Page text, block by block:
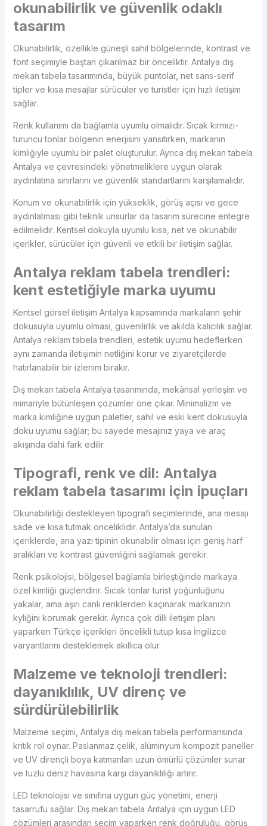
okunabilirlik ve güvenlik odaklı
tasarım
Okunabilirlik, özellikle güneşli sahil bölgelerinde, kontrast ve
font seçimiyle baştan çıkarılmaz bir önceliktir. Antalya dış
mekan tabela tasarımında, büyük puntolar, net sans-serif
tipler ve kısa mesajlar sürücüler ve turistler için hızlı iletişim
sağlar.
Renk kullanımı da bağlamla uyumlu olmalıdır. Sıcak kırmızı-
turuncu tonlar bölgenin enerjisini yansıtırken, markanın
kimliğiyle uyumlu bir palet oluşturulur. Ayrıca dış mekan tabela
Antalya ve çevresindeki yönetmeliklere uygun olarak
aydınlatma sınırlarını ve güvenlik standartlarını karşılamalıdır.
Konum ve okunabilirlik için yükseklik, görüş açısı ve gece
aydınlatması gibi teknik unsurlar da tasarım sürecine entegre
edilmelidir. Kentsel dokuyla uyumlu kısa, net ve okunabilir
içerikler, sürücüler için güvenli ve etkili bir iletişim sağlar.
Antalya reklam tabela trendleri:
kent estetiğiyle marka uyumu
Kentsel görsel iletişim Antalya kapsamında markaların şehir
dokusuyla uyumlu olması, güvenilirlik ve akılda kalıcılık sağlar.
Antalya reklam tabela trendleri, estetik uyumu hedeflerken
aynı zamanda iletişimin netliğini korur ve ziyaretçilerde
hatırlanabilir bir izlenim bırakır.
Dış mekan tabela Antalya tasarımında, mekânsal yerleşim ve
mimariyle bütünleşen çözümler öne çıkar. Minimalizm ve
marka kimliğine uygun paletler, sahil ve eski kent dokusuyla
doku uyumu sağlar; bu sayede mesajınız yaya ve araç
akışında dahi fark edilir.
Tipografi, renk ve dil: Antalya
reklam tabela tasarımı için ipuçları
Okunabilirliği destekleyen tipografi seçimlerinde, ana mesajı
sade ve kısa tutmak önceliklidir. Antalya’da sunulan
içeriklerde, ana yazı tipinin okunabilir olması için geniş harf
aralıkları ve kontrast güvenliğini sağlamak gerekir.
Renk psikolojisi, bölgesel bağlamla birleştiğinde markaya
özel kimliği güçlendirir. Sıcak tonlar turist yoğunluğunu
yakalar, ama aşırı canlı renklerden kaçınarak markanızın
kyliğini korumak gerekir. Ayrıca çok dilli iletişim planı
yaparken Türkçe içerikleri öncelikli tutup kısa İngilizce
varyantlarını desteklemek akıllıca olur.
Malzeme ve teknoloji trendleri:
dayanıklılık, UV direnç ve
sürdürülebilirlik
Malzeme seçimi, Antalya dış mekan tabela performansında
kritik rol oynar. Paslanmaz çelik, alüminyum kompozit paneller
ve UV dirençli boya katmanları uzun ömürlü çözümler sunar
ve tuzlu deniz havasına karşı dayanıklılığı artırır.
LED teknolojisi ve sınıfına uygun güç yönetimi, enerji
tasarrufu sağlar. Dış mekan tabela Antalya için uygun LED
çözümleri arasından seçim yaparken renk doğruluğu, görüş